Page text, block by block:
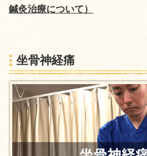
鍼灸治療について）
坐骨神経痛